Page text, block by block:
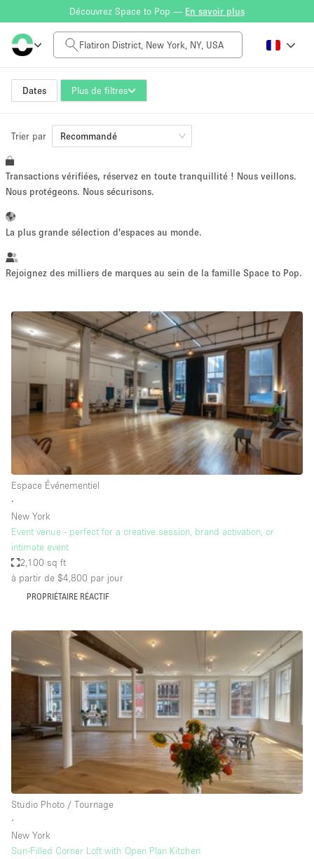
Découvrez Space to Pop — En savoir plus
Dates Plus de filtres
Tarif à la journée
$0
Taille de l'espace
~ 13 personnes
Vente au
détail
Showroom Événement Art Alimentation
Séance de
photo
Conférence Réunion Bureaux
Local
Commercial
Partagé
Type de l'espace
Atelier
Bateau
Boutique en Partage
Bureaux
Camion / Fourgon
Commerce
Container
Entrepôt / Espace Stockage / Box
Espace Atypique / Unique
Espace Créatif
Espace Événementiel
Trier par Recommandé
Transactions vérifiées, réservez en toute tranquillité ! Nous veillons.
Nous protégeons. Nous sécurisons.
La plus grande sélection d'espaces au monde.
Rejoignez des milliers de marques au sein de la famille Space to Pop.
Espace Événementiel
∙
New York
Event venue - perfect for a creative session, brand activation, or
intimate event
2,100 sq ft
à partir de $4,800 par jour
PROPRIÉTAIRE RÉACTIF
Studio Photo / Tournage
∙
New York
Sun-Filled Corner Loft with Open Plan Kitchen